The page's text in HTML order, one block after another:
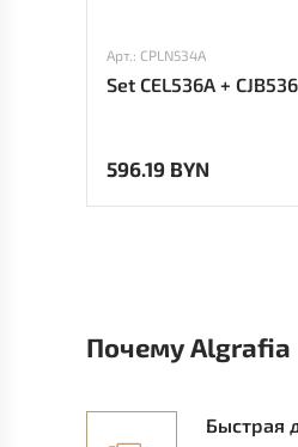
Арт.: CPLN534A
Set CEL536A +
596.19 BYN
Почему Algrafia
Быстрая